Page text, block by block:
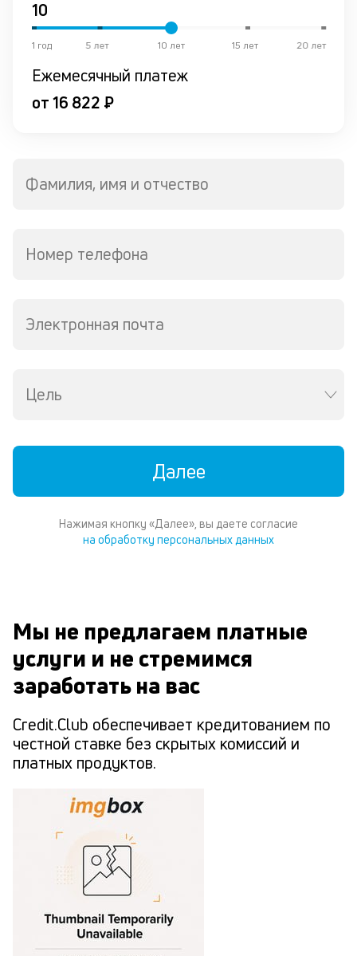
20 лет
15 лет
10 лет
5 лет
1 год
Ежемесячный платеж
от 16 822 ₽
Фамилия, имя и отчество
Номер телефона
Электронная почта
Цель
Далее
Нажимая кнопку «Далее», вы даете согласие
на обработку персональных данных
Мы не предлагаем платные
услуги и не стремимся
заработать на вас
Credit.Club обеспечивает кредитованием по
честной ставке без скрытых комиссий и
платных продуктов.